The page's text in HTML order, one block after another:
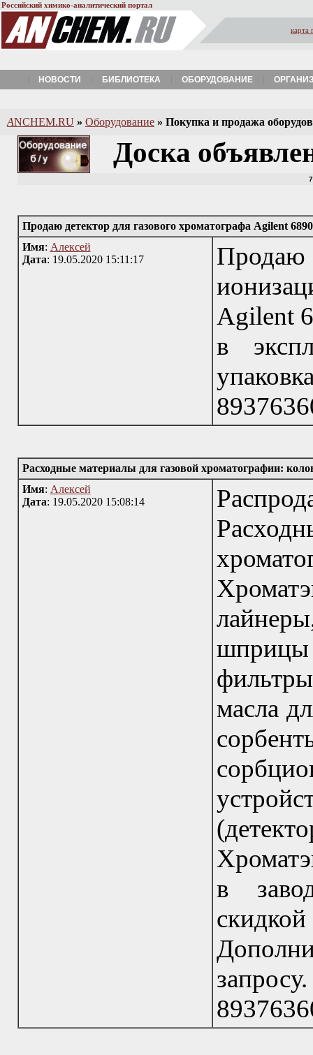
Российский химико-аналитический портал
карта
НОВОСТИ БИБЛИОТЕКА ОБОРУДОВАНИЕ
ANCHEM.RU » Оборудование » Покупка и продажа
Доска
Продаю детектор для газового хроматографа Agilent 6890
Имя: Алексей
Дата: 19.05.2020 15:11:17
Agilent
в
Расходные материалы для газовой хроматографии:
Имя: Алексей
Дата: 19.05.2020 15:08:14
масла
в